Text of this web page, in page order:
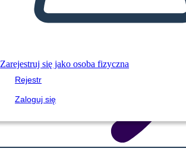
Zarejestruj się jako osoba fizyczna
Rejestr
Zaloguj się